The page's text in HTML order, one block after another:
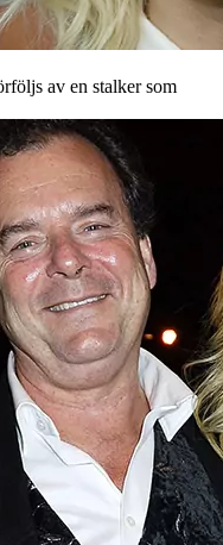
av en stalker som